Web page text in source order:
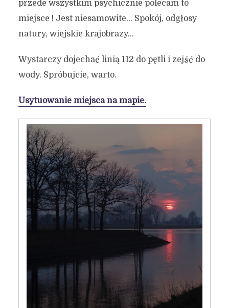
przede wszystkim psychicznie polecam to
miejsce ! Jest niesamowite… Spokój, odgłosy
natury, wiejskie krajobrazy…
Wystarczy dojechać linią 112 do pętli i zejść do
wody. Spróbujcie, warto.
Usytuowanie miejsca na mapie.